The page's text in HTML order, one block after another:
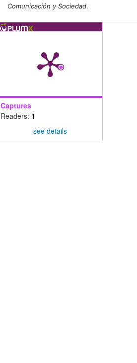
Comunicación y Sociedad.
Captures
Readers: 1
see details